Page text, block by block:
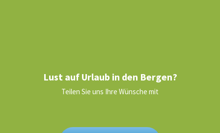
Lust auf Urlaub in den Bergen?
Teilen Sie uns Ihre Wünsche mit